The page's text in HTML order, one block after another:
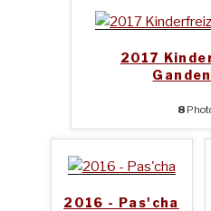
2017
8
2016 - Pas'cha